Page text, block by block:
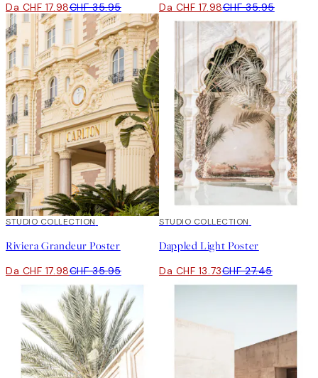
Da CHF 17.98CHF 35.95 Da CHF 17.98CHF 35.95
50%*
STUDIO COLLECTION
Riviera Grandeur Poster
Da CHF 17.98CHF 35.95
50%*
STUDIO COLLECTION
Dappled Light Poster
Da CHF 13.73CHF 27.45